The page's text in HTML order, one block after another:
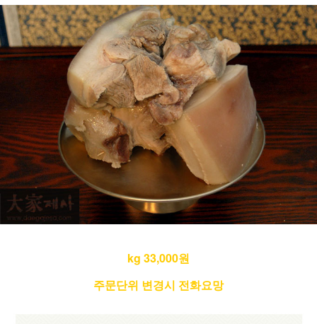
kg 33,000원
주문단위 변경시 전화요망